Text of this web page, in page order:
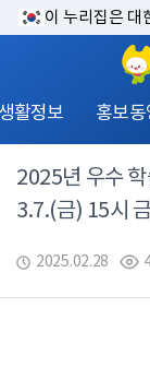
이 누리집은 대
활정보 홍보
2025년 우수
3.7.(금) 15시
2025.02.28